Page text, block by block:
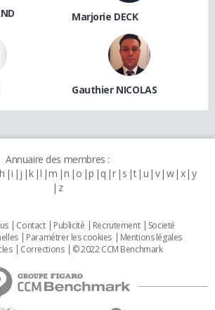
Marjorie DECK
Gauthier NICOLAS
Annuaire des membres :
h i j k l m n o p q r s t u v w x y
z
Contact Publicité Recrutement
Societé
Paramétrer les cookies
Mentions légales
Corrections © 2022 CCM Benchmark